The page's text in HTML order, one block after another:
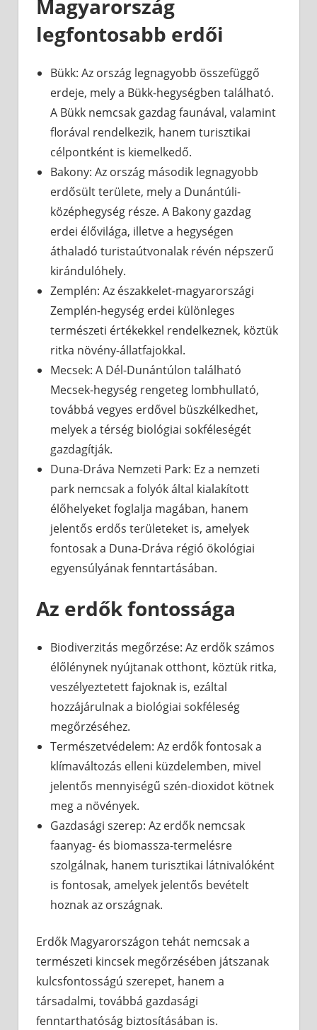
Magyarország
legfontosabb erdői
Bükk: Az ország legnagyobb összefüggő
erdeje, mely a Bükk-hegységben található.
A Bükk nemcsak gazdag faunával, valamint
florával rendelkezik, hanem turisztikai
célpontként is kiemelkedő.
Bakony: Az ország második legnagyobb
erdősült területe, mely a Dunántúli-
középhegység része. A Bakony gazdag
erdei élővilága, illetve a hegységen
áthaladó turistaútvonalak révén népszerű
kirándulóhely.
Zemplén: Az északkelet-magyarországi
Zemplén-hegység erdei különleges
természeti értékekkel rendelkeznek, köztük
ritka növény-állatfajokkal.
Mecsek: A Dél-Dunántúlon található
Mecsek-hegység rengeteg lombhullató,
továbbá vegyes erdővel büszkélkedhet,
melyek a térség biológiai sokféleségét
gazdagítják.
Duna-Dráva Nemzeti Park: Ez a nemzeti
park nemcsak a folyók által kialakított
élőhelyeket foglalja magában, hanem
jelentős erdős területeket is, amelyek
fontosak a Duna-Dráva régió ökológiai
egyensúlyának fenntartásában.
Az erdők fontossága
Biodiverzitás megőrzése: Az erdők számos
élőlénynek nyújtanak otthont, köztük ritka,
veszélyeztetett fajoknak is, ezáltal
hozzájárulnak a biológiai sokféleség
megőrzéséhez.
Természetvédelem: Az erdők fontosak a
klímaváltozás elleni küzdelemben, mivel
jelentős mennyiségű szén-dioxidot kötnek
meg a növények.
Gazdasági szerep: Az erdők nemcsak
faanyag- és biomassza-termelésre
szolgálnak, hanem turisztikai látnivalóként
is fontosak, amelyek jelentős bevételt
hoznak az országnak.
Erdők Magyarországon tehát nemcsak a
természeti kincsek megőrzésében játszanak
kulcsfontosságú szerepet, hanem a
társadalmi, továbbá gazdasági
fenntarthatóság biztosításában is.